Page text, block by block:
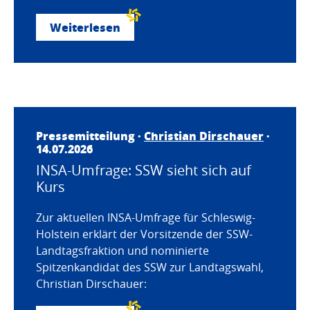
Weiterlesen
Pressemitteilung · Christian Dirschauer·
14.07.2026
INSA-Umfrage: SSW sieht sich auf
Kurs
Zur aktuellen INSA-Umfrage für Schleswig-
Holstein erklärt der Vorsitzende der SSW-
Landtagsfraktion und nominierte
Spitzenkandidat des SSW zur Landtagswahl,
Christian Dirschauer: